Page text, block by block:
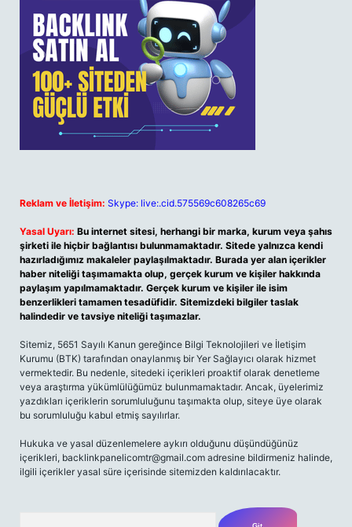
Reklam ve İletişim: Skype: live:.cid.575569c608265c69
Yasal Uyarı: Bu internet sitesi, herhangi bir marka, kurum veya şahıs
şirketi ile hiçbir bağlantısı bulunmamaktadır. Sitede yalnızca kendi
hazırladığımız makaleler paylaşılmaktadır. Burada yer alan içerikler
haber niteliği taşımamakta olup, gerçek kurum ve kişiler hakkında
paylaşım yapılmamaktadır. Gerçek kurum ve kişiler ile isim
benzerlikleri tamamen tesadüfidir. Sitemizdeki bilgiler taslak
halindedir ve tavsiye niteliği taşımazlar.
Sitemiz, 5651 Sayılı Kanun gereğince Bilgi Teknolojileri ve İletişim
Kurumu (BTK) tarafından onaylanmış bir Yer Sağlayıcı olarak hizmet
vermektedir. Bu nedenle, sitedeki içerikleri proaktif olarak denetleme
veya araştırma yükümlülüğümüz bulunmamaktadır. Ancak, üyelerimiz
yazdıkları içeriklerin sorumluluğunu taşımakta olup, siteye üye olarak
bu sorumluluğu kabul etmiş sayılırlar.
Hukuka ve yasal düzenlemelere aykırı olduğunu düşündüğünüz
içerikleri, backlinkpanelicomtr@gmail.com adresine bildirmeniz halinde,
ilgili içerikler yasal süre içerisinde sitemizden kaldırılacaktır.